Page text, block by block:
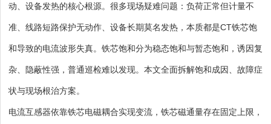
动、设备发热的核心根源。很多现场疑难问题：负荷正常但计量不
准、线路短路保护无动作、设备长期莫名发热，本质都是CT铁芯饱
和导致的电流波形失真。铁芯饱和分为稳态饱和与暂态饱和，诱因复
杂、隐蔽性强，普通巡检难以发现。本文全面拆解饱和成因、故障症
状与现场根治方案。
电流互感器依靠铁芯电磁耦合实现变流，铁芯磁通量存在固定上限，